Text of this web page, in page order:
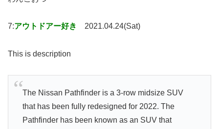
7:アウトドアー好き 2021.04.24(Sat)
This is description
The Nissan Pathfinder is a 3-row midsize SUV
that has been fully redesigned for 2022. The
Pathfinder has been known as an SUV that